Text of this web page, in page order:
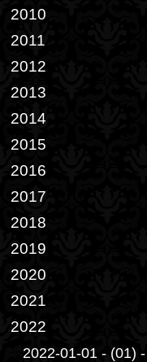
2010
2011
2012
2013
2014
2015
2016
2017
2018
2019
2020
2021
2022
2022-01-01 - (01)